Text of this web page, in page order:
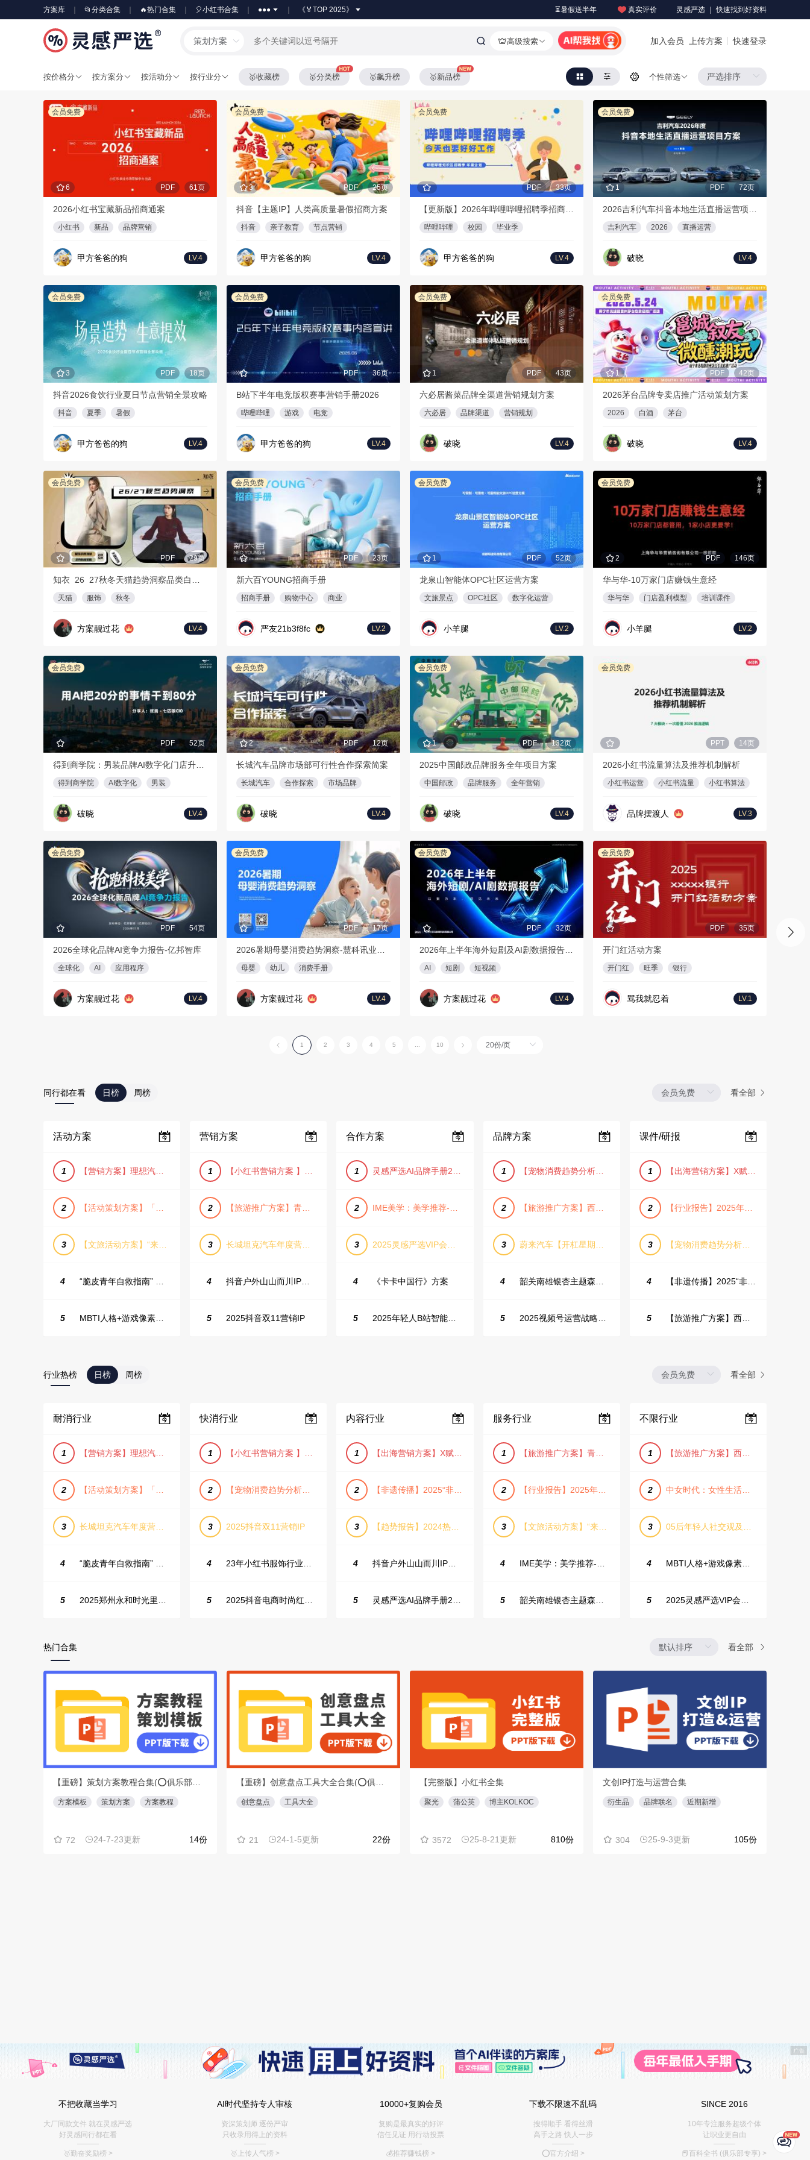
方案库 📂分类合集 🔥热门合集 🎈小红书合集 ●●● 《🏅TOP 2025》 ⏳暑假送半年 真实评价 灵感严选 ｜ 快速找到好资料
策划方案 高级搜索 加入会员 上传方案 快速登录
按价格分 按方案分 按活动分 按行业分 🥇收藏榜 🥇分类榜 🥇飙升榜 🥇新品榜 个性筛选
会员免费
6 PDF 61页
2026小红书宝藏新品招商通案
小红书 新品 品牌营销
甲方爸爸的狗 LV.4
会员免费
3 PDF 25页
抖音【主题IP】人类高质量暑假招商方案
抖音 亲子教育 节点营销
甲方爸爸的狗 LV.4
会员免费
PDF 33页
【更新版】2026年哔哩哔哩招聘季招商通案
哔哩哔哩 校园 毕业季
甲方爸爸的狗 LV.4
会员免费
1 PDF 72页
2026吉利汽车抖音本地生活直播运营项目方案
吉利汽车 2026 直播运营
破晓 LV.4
会员免费
3 PDF 18页
抖音2026食饮行业夏日节点营销全景攻略
抖音 夏季 暑假
甲方爸爸的狗 LV.4
会员免费
PDF 36页
B站下半年电竞版权赛事营销手册2026
哔哩哔哩 游戏 电竞
甲方爸爸的狗 LV.4
会员免费
1 PDF 43页
六必居酱菜品牌全渠道营销规划方案
六必居 品牌渠道 营销规划
破晓 LV.4
会员免费
1 PDF 42页
2026茅台品牌专卖店推广活动策划方案
2026 白酒 茅台
破晓 LV.4
会员免费
PDF 29页
天猫 服饰 秋冬
方案靓过花 LV.4
会员免费
PDF 23页
新六百YOUNG招商手册
招商手册 购物中心 商业
严友21b3f8fc LV.2
会员免费
1 PDF 52页
龙泉山智能体OPC社区运营方案
文旅景点 OPC社区 数字化运营
小羊腿 LV.2
会员免费
2 PDF 146页
华与华-10万家门店赚钱生意经
华与华 门店盈利模型 培训课件
小羊腿 LV.2
会员免费
PDF 52页
得到商学院 AI数字化 男装
破晓 LV.4
会员免费
2 PDF 12页
长城汽车品牌市场部可行性合作探索简案
长城汽车 合作探索 市场品牌
破晓 LV.4
会员免费
1 PDF 132页
2025中国邮政品牌服务全年项目方案
中国邮政 品牌服务 全年营销
破晓 LV.4
会员免费
PPT 14页
2026小红书流量算法及推荐机制解析
小红书运营 小红书流量 小红书算法
品牌摆渡人 LV.3
会员免费
PDF 54页
2026全球化品牌AI竞争力报告-亿邦智库
全球化 AI 应用程序
方案靓过花 LV.4
会员免费
PDF 17页
2026暑期母婴消费趋势洞察-慧科讯业Wisers
母婴 幼儿 消费手册
方案靓过花 LV.4
会员免费
PDF 32页
2026年上半年海外短剧及AI剧数据报告-DataEye
AI 短剧 短视频
方案靓过花 LV.4
会员免费
PDF 35页
开门红活动方案
开门红 旺季 银行
骂我就忍着 LV.1
1 2 3 4 5 ... 10
同行都在看 日榜 周榜 看全部
活动方案
1 【营销方案】理想汽车车主露营户外旅行保客活动策划方案
2 【活动策划方案】「团圆盛景」趣味中秋游园会活动策划方案
3 【文旅活动方案】“来和月亮撞个满怀”文旅景区中秋露营音乐会团建拓展方案
4 “脆皮青年自救指南” 五一城市解压生活节活动策划案
5 MBTI人格+游戏像素风主题企业年会
营销方案
1 【小红书营销方案 】2025小红书节日大促节点大促IP营销方案
2 【旅游推广方案】青岛城市活力与山海魅力旅游推广方案（PPT格式）
3 长城坦克汽车年度营销活动方案
4 抖音户外山山而川IP整合营销方案
5 2025抖音双11营销IP
合作方案
1 灵感严选AI品牌手册2025_9.0（下载原件更清晰）
2 IME美学：美学推荐-飞猪旅行春节营销通案
3 2025灵感严选VIP会员手册【向团队介绍/采购报销用】
4 《卡卡中国行》方案
5 2025年轻人B站智能生活家趋势报告
品牌方案
1 【宠物消费趋势分析方案】2025年宠物市场消费报告（创意风/橙色风/数据驱动）
2 【旅游推广方案】西安城市旅游介绍PPT（古风/文化/历史）
3 蔚来汽车【开杠星期三】栏目brief
4 韶关南雄银杏主题森林公园总体设计概念规划方案
5 2025视频号运营战略：数据驱动增长全景指南
课件/研报
1 【出海营销方案】X赋能全球决策链成就中国科技品牌2025年营销方案（PDF格式）
2 【行业报告】2025年Q1证券行业薪酬趋势分析
3 【宠物消费趋势分析方案】2025年宠物市场消费报告（创意风/橙色风/数据驱动）
4 【非遗传播】2025“非遗融入现代生活”互联网平台助力非遗传播与消费专题报告（PDF格式）
5 【旅游推广方案】西安城市旅游介绍PPT（古风/文化/历史）
行业热榜 日榜 周榜 看全部
耐消行业
1 【营销方案】理想汽车车主露营户外旅行保客活动策划方案
2 【活动策划方案】「团圆盛景」趣味中秋游园会活动策划方案
3 长城坦克汽车年度营销活动方案
4 “脆皮青年自救指南” 五一城市解压生活节活动策划案
5 2025郑州永和时光里高校街舞大赛活动策划方案
快消行业
1 【小红书营销方案 】2025小红书节日大促节点大促IP营销方案
2 【宠物消费趋势分析方案】2025年宠物市场消费报告（创意风/橙色风/数据驱动）
3 2025抖音双11营销IP
4 23年小红书服饰行业蒲公英投放指南
5 2025抖音电商时尚红人之书
内容行业
1 【出海营销方案】X赋能全球决策链成就中国科技品牌2025年营销方案（PDF格式）
2 【非遗传播】2025“非遗融入现代生活”互联网平台助力非遗传播与消费专题报告（PDF格式）
3 【趋势报告】2024热议话题人群新趋势分析
4 抖音户外山山而川IP整合营销方案
5 灵感严选AI品牌手册2025_9.0（下载原件更清晰）
服务行业
1 【旅游推广方案】青岛城市活力与山海魅力旅游推广方案（PPT格式）
2 【行业报告】2025年Q1证券行业薪酬趋势分析
3 【文旅活动方案】“来和月亮撞个满怀”文旅景区中秋露营音乐会团建拓展方案
4 IME美学：美学推荐-飞猪旅行春节营销通案
5 韶关南雄银杏主题森林公园总体设计概念规划方案
不限行业
1 【旅游推广方案】西安城市旅游介绍PPT（古风/文化/历史）
2 中女时代：女性生活方式及消费洞察
3 05后年轻人社交观及行为研究2025
4 MBTI人格+游戏像素风主题企业年会
5 2025灵感严选VIP会员手册【向团队介绍/采购报销用】
热门合集 看全部
方案模板 策划方案 方案教程
72 24-7-23更新 14份
创意盘点 工具大全
21 24-1-5更新 22份
【完整版】小红书全集
聚光 蒲公英 博主KOLKOC
3572 25-8-21更新 810份
文创IP打造与运营合集
衍生品 品牌联名 近期新增
304 25-9-3更新 105份
不把收藏当学习
大厂同款文件 就在灵感严选
好灵感同行都在看
———
🥇勤奋奖励榜 >
AI时代坚持专人审核
资深策划师 逐份严审
只收录用得上的资料
———
🥇上传人气榜 >
10000+复购会员
复购是最真实的好评
信任见证 用行动投票
———
💰推荐赚钱榜 >
下载不限速不乱码
搜得顺手 看得丝滑
高手之路 快人一步
———
⭕️官方介绍 >
SINCE 2016
10年专注服务超级个体
让职业更自由
———
📕百科全书 (俱乐部专享) >